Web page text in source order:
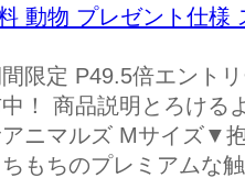
動物 プレゼント仕様
限定 P49.5倍エント
！ 商品説明とろける
アニマルズ Mサイズ▼
もちのプレミアムな